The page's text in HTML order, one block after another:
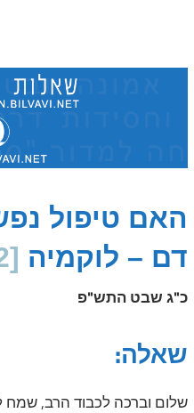
האם טיפול
דם – לוקמיה [#5692]
כ"ג שבט התש"פ
שאלה:
שלום וברכה לכבוד הרב, שמח